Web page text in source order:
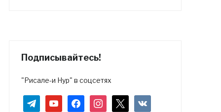
Подписывайтесь!
"Рисале-и Нур" в соцсетях
telegramyoutubefacebookinstagram vkontakte